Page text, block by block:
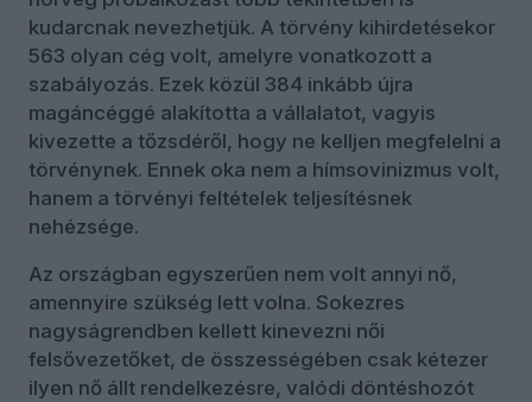
kudarcnak nevezhetjük. A törvény kihirdetésekor
563 olyan cég volt, amelyre vonatkozott a
szabályozás. Ezek közül 384 inkább újra
magáncéggé alakította a vállalatot, vagyis
kivezette a tőzsdéről, hogy ne kelljen megfelelni a
törvénynek. Ennek oka nem a hímsovinizmus volt,
hanem a törvényi feltételek teljesítésnek
nehézsége.
Az országban egyszerűen nem volt annyi nő,
amennyire szükség lett volna. Sokezres
nagyságrendben kellett kinevezni női
felsővezetőket, de összességében csak kétezer
ilyen nő állt rendelkezésre, valódi döntéshozót